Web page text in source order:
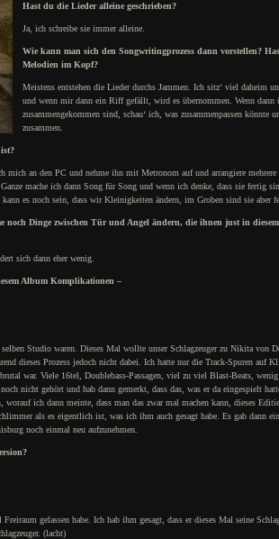
Hast du die Lieder alleine geschrieben?
Ja, ich schreibe sie immer alleine.
Wie kann man sich den Songwritingprozess dann vorstellen?
Melodien im Kopf?
Meistens entstehen die Lieder durchs Jammen. Ich sitz‘ viel daheim
und wenn mir dann ein Riff gefällt, wird es übernommen. Wenn dann
zusammengekommen sind, schau‘ ich, was zusammenpassen könnte
zusammen.
an den PC und nehme ihn mit Metronom auf und arrangiere
mache ich dann Song für Song und wenn ich denke, dass sie fertig
es noch sein, dass wir Kleinigkeiten ändern, im Groben sind sie aber
noch Dinge zwischen Tür und Angel ändern, die ihnen just in
sich dann eher wenig.
Album Komplikationen –
Studio waren. Dieses Mal wollte unser Schlagzeuger zu Nikita von
dieses Prozess jedoch nicht dabei. Ich hatte nur die Track-Spuren auf
war. Viele 16tel, Doublebass-Passagen, viel zu viel Blast-Beats,
nicht gehört und hab dann gemerkt, dass das, was er da eingespielt
ich dann meinte, dass man das zwar mal machen kann, dieses
als es eigentlich ist, was ich ihm auch gesagt habe. Es gab dann
noch einmal neu aufzunehmen.
gelassen habe. Ich hab ihm gesagt, dass er dieses Mal seine
(lacht)